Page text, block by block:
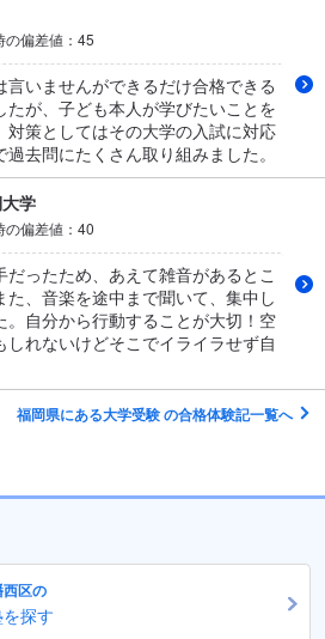
の偏差値：45
いませんができるだけ合格できる
が、子ども本人が学びたいことを
策としてはその大学の入試に対応
去問にたくさん取り組みました。
学
の偏差値：40
ったため、あえて雑音があるとこ
、音楽を途中まで聞いて、集中し
。自分から行動することが大切！空
れないけどそこでイライラせず自
福岡県にある大学受験 の合格体験記一覧へ
区の
探す